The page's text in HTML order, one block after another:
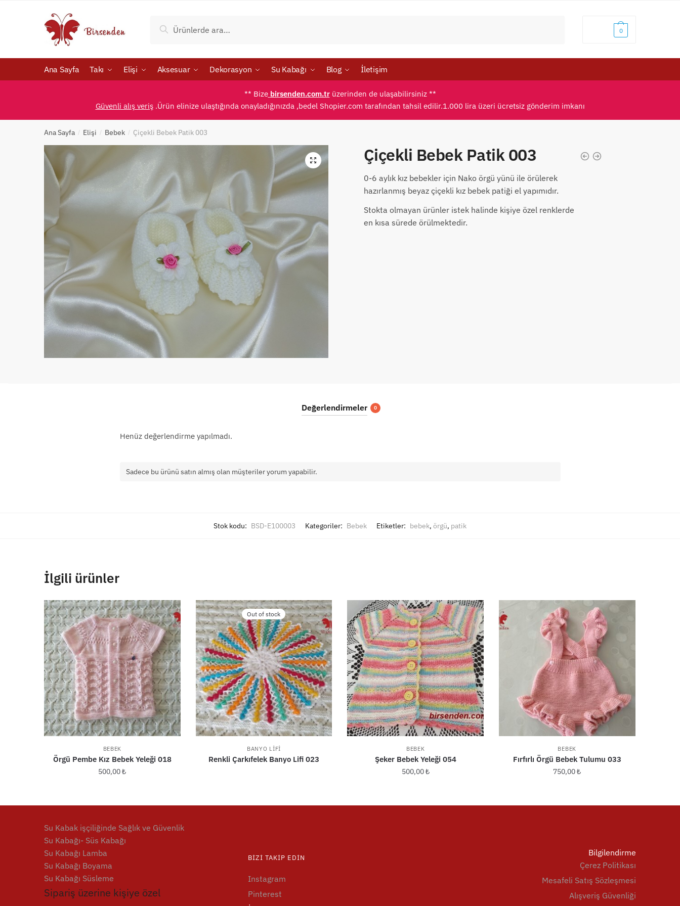
Ara 0
Ana Sayfa Takı Elişi Aksesuar Dekorasyon Su Kabağı Blog İletişim
** Bize birsenden.com.trüzerinden de ulaşabilirsiniz **
Güvenli alış veriş.Ürün elinize ulaştığında onayladığınızda ,bedel Shopier.com tarafından tahsil edilir.1.000 lira üzeri ücretsiz gönderim imkanı
Ana Sayfa / Elişi / Bebek / Çiçekli Bebek Patik 003
Çiçekli Bebek Patik 003
0-6 aylık kız bebekler için Nako örgü yünü ile örülerek
hazırlanmış beyaz çiçekli kız bebek patiği el yapımıdır.
Stokta olmayan ürünler istek halinde kişiye özel renklerde
en kısa sürede örülmektedir.
Değerlendirmeler 0
Henüz değerlendirme yapılmadı.
Sadece bu ürünü satın almış olan müşteriler yorum yapabilir.
Stok kodu: BSD-E100003 Kategoriler: Bebek Etiketler: bebek, örgü, patik
İlgili ürünler
BEBEK
Örgü Pembe Kız Bebek Yeleği 018
500,00₺
Out of stock
BANYO LIFI
Renkli Çarkıfelek Banyo Lifi 023
BEBEK
Şeker Bebek Yeleği 054
500,00₺
BEBEK
Fırfırlı Örgü Bebek Tulumu 033
750,00₺
Su Kabak işçiliğinde Sağlık ve Güvenlik
Su Kabağı- Süs Kabağı
Su Kabağı Lamba
Su Kabağı Boyama
Su Kabağı Süsleme
Sipariş üzerine kişiye özel
BIZI TAKIP EDIN
Instagram
Pinterest
Bilgilendirme
Çerez Politikası
Mesafeli Satış Sözleşmesi
Alışveriş Güvenliği